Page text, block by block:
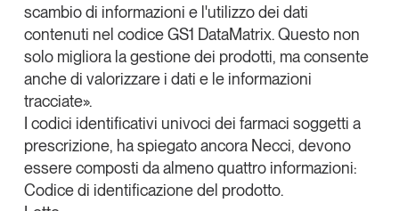
scambio di informazioni e l'utilizzo dei dati
contenuti nel codice GS1 DataMatrix. Questo non
solo migliora la gestione dei prodotti, ma consente
anche di valorizzare i dati e le informazioni
tracciate».
I codici identificativi univoci dei farmaci soggetti a
prescrizione, ha spiegato ancora Necci, devono
essere composti da almeno quattro informazioni:
Codice di identificazione del prodotto.